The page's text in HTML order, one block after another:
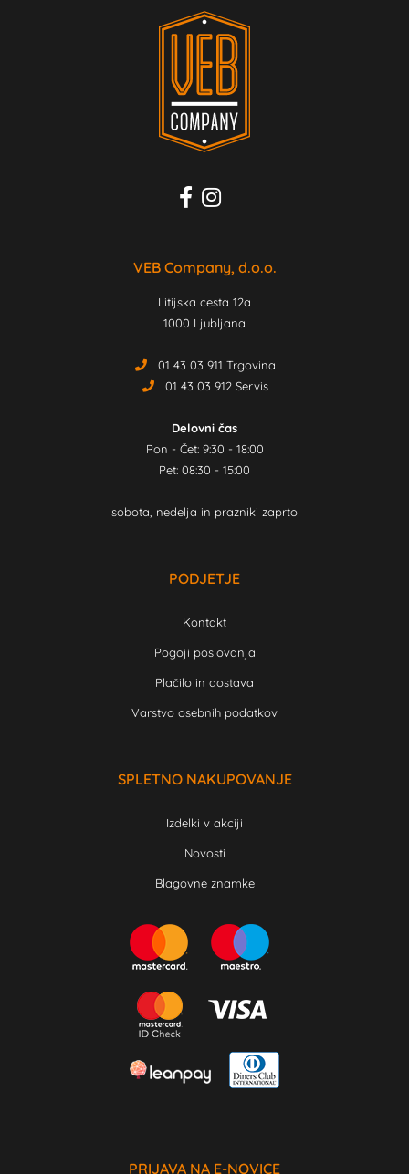
VEB Company, d.o.o.
Litijska cesta 12a
1000 Ljubljana
01 43 03 911 Trgovina
01 43 03 912 Servis
Delovni čas
Pon - Čet: 9:30 - 18:00
Pet: 08:30 - 15:00
sobota, nedelja in prazniki zaprto
PODJETJE
Kontakt
Pogoji poslovanja
Plačilo in dostava
Varstvo osebnih podatkov
SPLETNO NAKUPOVANJE
Izdelki v akciji
Novosti
Blagovne znamke
PRIJAVA NA E-NOVICE